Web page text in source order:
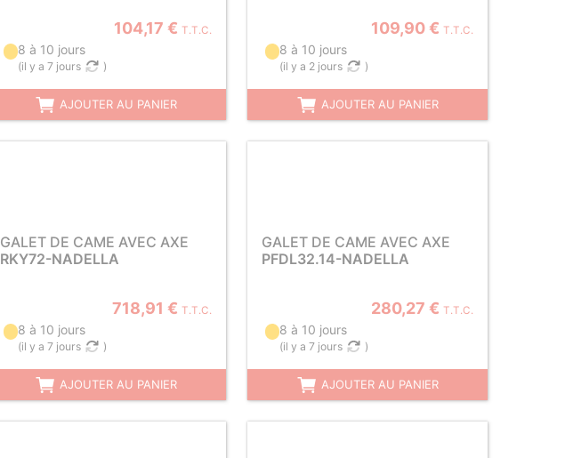
104,17 € T.T.C.
8 à 10 jours
(il y a 7 jours )
AJOUTER AU PANIER
109,90 € T.T.C.
8 à 10 jours
(il y a 2 jours )
AJOUTER AU PANIER
GALET DE CAME AVEC AXE
RKY72-NADELLA
718,91 € T.T.C.
8 à 10 jours
(il y a 7 jours )
AJOUTER AU PANIER
GALET DE CAME AVEC AXE
PFDL32.14-NADELLA
280,27 € T.T.C.
8 à 10 jours
(il y a 7 jours )
AJOUTER AU PANIER